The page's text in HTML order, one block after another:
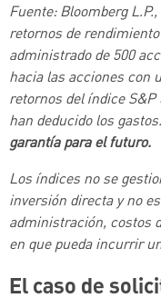
Fuente: Bloomberg
retornos de
administrado de 500
hacia las acciones con
retornos del índice
han deducido los gastos.
garantía para el futuro.
Los índices no se
inversión directa y no
administración, costos
en que pueda incurrir
El caso de